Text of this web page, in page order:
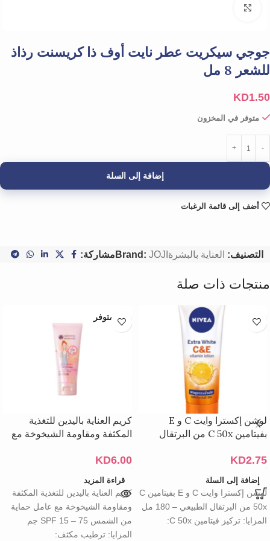
جوجي سيكريت عطر نايت أوف ذا كريسنت رذاذ
للشعر 8 مل
KD1.50
متوفر في المخزون
إضافة إلى السلة
أضف إلى قائمة الرغبات
التصنيف: العناية بالبشرة Brand: JOJI مشاركة:
منتجات ذات صلة
لوشن إكسترا وايت C و E
بفيتامين C 50x من البرتقال
KD2.75
إضافة إلى السلة
لوشن إكسترا وايت C و E بفيتامين C
50x من البرتقال الطبيعي – 180 مل
المزايا: تركيز فيتامين C 50x:
غير متوفر
كريم العناية باليدين للتغذية
المكثفة ومقاومة الشيخوخة مع
– 75 جم KD6.00
قراءة المزيد
كريم العناية باليدين للتغذية المكثفة
ومقاومة الشيخوخة مع عامل حماية
من الشمس SPF 15 – 75 جم
المزايا: ترطيب مكثف: